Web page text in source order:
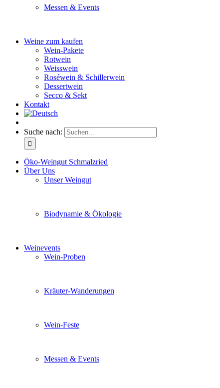
Messen & Events
Weine zum kaufen
Wein-Pakete
Rotwein
Weisswein
Roséwein & Schillerwein
Dessertwein
Secco & Sekt
Kontakt
Suche nach:
Öko-Weingut Schmalzried
Über Uns
Unser Weingut
Biodynamie & Ökologie
Weinevents
Wein-Proben
Kräuter-Wanderungen
Wein-Feste
Messen & Events